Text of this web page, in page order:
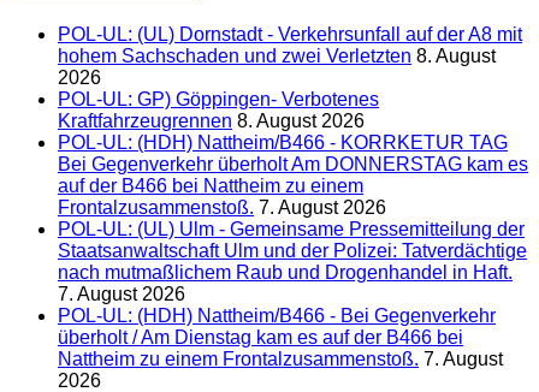
POL-UL: (UL) Dornstadt - Verkehrsunfall auf der A8 mit
hohem Sachschaden und zwei Verletzten 8. August
2026
POL-UL: GP) Göppingen- Verbotenes
Kraftfahrzeugrennen 8. August 2026
POL-UL: (HDH) Nattheim/B466 - KORRKETUR TAG
Bei Gegenverkehr überholt Am DONNERSTAG kam es
auf der B466 bei Nattheim zu einem
Frontalzusammenstoß. 7. August 2026
POL-UL: (UL) Ulm - Gemeinsame Pressemitteilung der
Staatsanwaltschaft Ulm und der Polizei: Tatverdächtige
nach mutmaßlichem Raub und Drogenhandel in Haft.
7. August 2026
POL-UL: (HDH) Nattheim/B466 - Bei Gegenverkehr
überholt / Am Dienstag kam es auf der B466 bei
Nattheim zu einem Frontalzusammenstoß. 7. August
2026